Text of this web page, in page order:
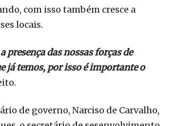
com isso também cresce a
locais.
das nossas forças de
já temos, por isso é importante o
de governo, Narciso de Carvalho,